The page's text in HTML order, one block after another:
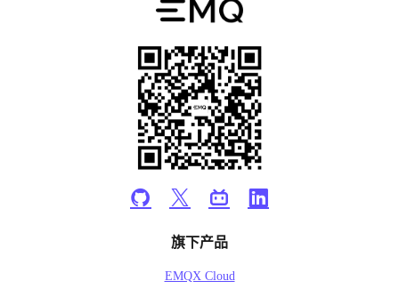
旗下产品
EMQX Cloud